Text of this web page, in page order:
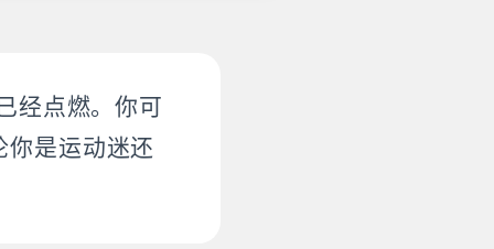
经点燃。你可
你是运动迷还